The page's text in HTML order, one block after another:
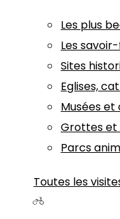
Les plus
Les
Sites
Eglises,
Musées
Grottes et
Parcs
Toutes les